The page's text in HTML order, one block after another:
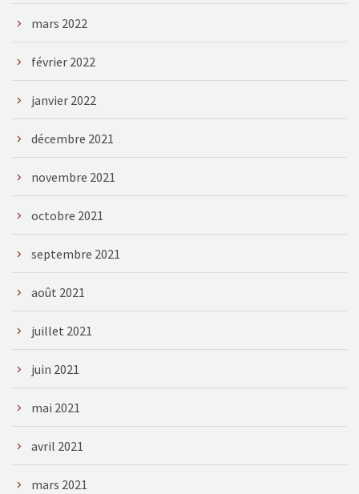
mars 2022
février 2022
janvier 2022
décembre 2021
novembre 2021
octobre 2021
septembre 2021
août 2021
juillet 2021
juin 2021
mai 2021
avril 2021
mars 2021